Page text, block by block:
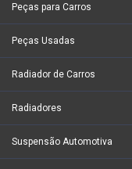
Peças para Carros
Peças Usadas
Radiador de Carros
Radiadores
Suspensão Automotiva